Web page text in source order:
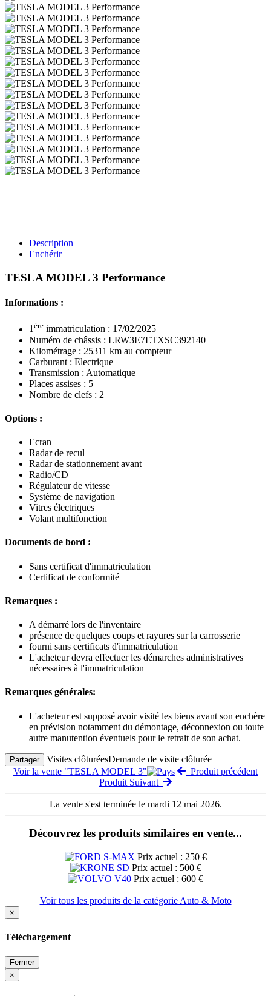
Description
Enchérir
TESLA MODEL 3 Performance
Informations :
1ère immatriculation : 17/02/2025
Numéro de châssis : LRW3E7ETXSC392140
Kilométrage : 25311 km au compteur
Carburant : Electrique
Transmission : Automatique
Places assises : 5
Nombre de clefs : 2
Options :
Ecran
Radar de recul
Radar de stationnement avant
Radio/CD
Régulateur de vitesse
Système de navigation
Vitres électriques
Volant multifonction
Documents de bord :
Sans certificat d'immatriculation
Certificat de conformité
Remarques :
A démarré lors de l'inventaire
présence de quelques coups et rayures sur la carrosserie
fourni sans certificats d'immatriculation
L'acheteur devra effectuer les démarches administratives
nécessaires à l'immatriculation
Remarques générales:
L'acheteur est supposé avoir visité les biens avant son enchère
en prévision notamment du démontage, déconnexion ou toute
autre manutention éventuels pour le retrait de son achat.
Partager Visites clôturéesDemande de visite clôturée
Voir la vente "TESLA MODEL 3"
Produit précédent
Produit Suivant
La vente s'est terminée le mardi 12 mai 2026.
Découvrez les produits similaires en vente...
Prix actuel : 250 €
Prix actuel : 500 €
Prix actuel : 600 €
Voir tous les produits de la catégorie Auto & Moto
×
Téléchargement
Fermer
×